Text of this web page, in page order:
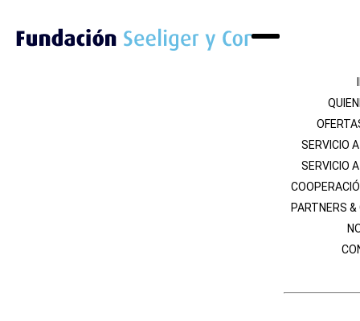
SERVICIO
SERVICIO
PARTNERS